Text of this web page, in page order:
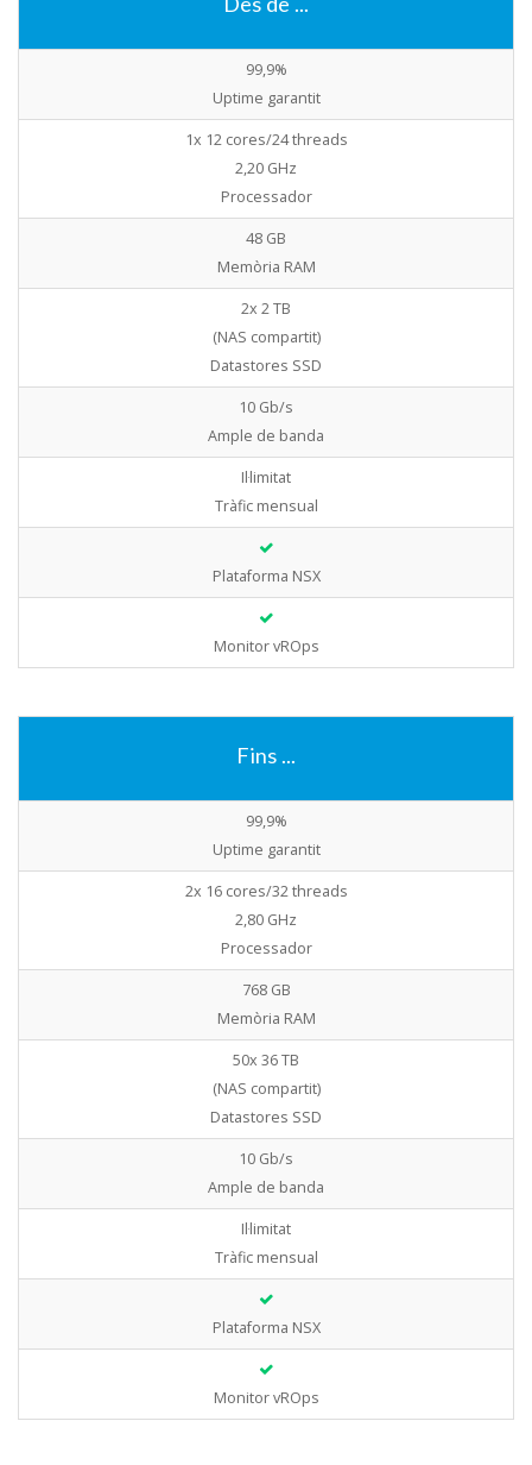
99,9%
Uptime garantit
1x 12 cores/24 threads
2,20 GHz
Processador
48 GB
Memòria RAM
2x 2 TB
(NAS compartit)
Datastores SSD
10 Gb/s
Ample de banda
Il·limitat
Tràfic mensual
Plataforma NSX
Monitor vROps
Fins ...
99,9%
Uptime garantit
2x 16 cores/32 threads
2,80 GHz
Processador
768 GB
Memòria RAM
50x 36 TB
(NAS compartit)
Datastores SSD
10 Gb/s
Ample de banda
Il·limitat
Tràfic mensual
Plataforma NSX
Monitor vROps